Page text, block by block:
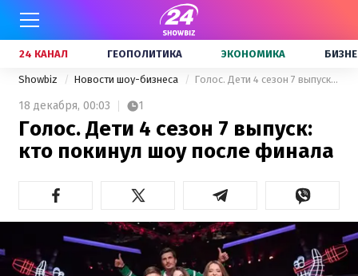
24 КАНАЛ ГЕОПОЛИТИКА ЭКОНОМИКА
Showbiz Новости шоу-бизнеса Голос. Дети 4 сезон 7 выпуск: кто покинул шоу после финала
18 декабря, 00:03 1
Голос. Дети 4 сезон 7 выпуск:
кто покинул шоу после финала